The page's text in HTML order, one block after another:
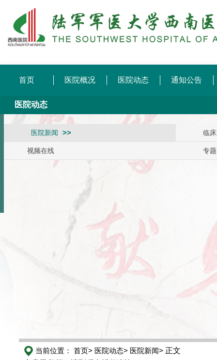
首页 医院概况 医院动态 通知公告
医院动态
医院新闻 临
视频在线 专
当前位置： 首页> 医院动态> 医院新闻> 正文